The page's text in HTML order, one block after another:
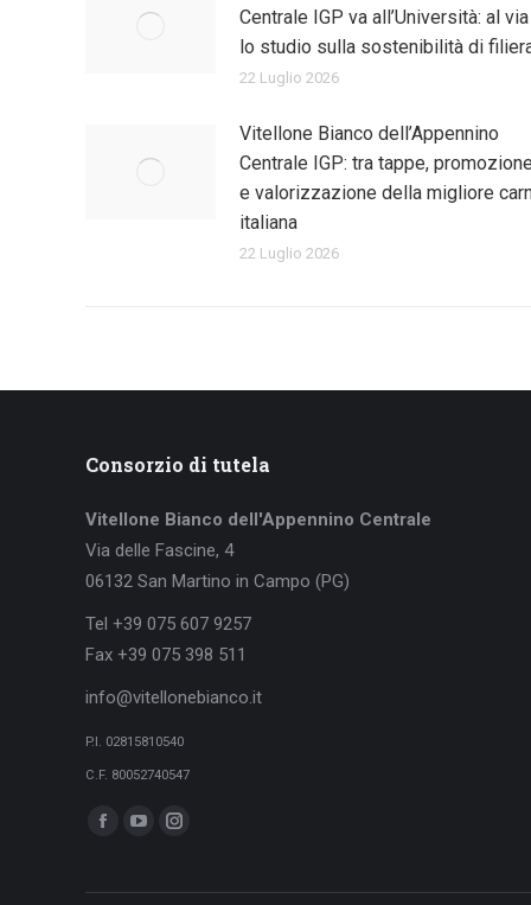
Centrale IGP va all’Università: al via
lo studio sulla sostenibilità di
22 Luglio 2026
Vitellone Bianco dell’Appennino
Centrale IGP: tra tappe,
e valorizzazione della migliore
italiana
22 Luglio 2026
Consorzio di tutela
Vitellone Bianco dell'Appennino Centrale
Via delle Fascine, 4
06132 San Martino in Campo (PG)
Tel +39 075 607 9257
Fax +39 075 398 511
info@vitellonebianco.it
P.I. 02815810540
C.F. 80052740547
Ci puoi trovare su:
Facebook
opens
YouTube
opens
Instagram
opens